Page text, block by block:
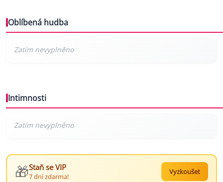
Oblíbená hudba
Intimnosti
🎁Staň se VIP
7 dní zdarma!
Vyzkoušet